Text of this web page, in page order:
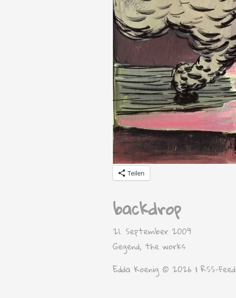
Teilen
backdrop
21. September 2009
Gegend, the works
Edda Koenig © 2026 |RSS-Feed